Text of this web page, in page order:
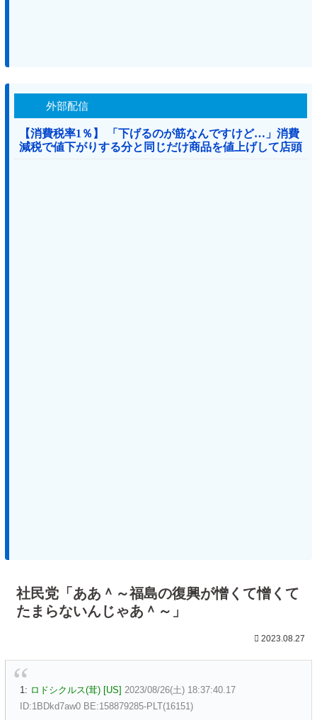
外部配信
【消費税率1％】 「下げるのが筋なんですけど…」消費
減税で値下がりする分と同じだけ商品を値上げして店頭
価格を変えない店も
社民党「ああ＾～福島の復興が憎くて憎くて
たまらないんじゃあ＾～」
2023.08.27
1: ロドシクルス(茸) [US] 2023/08/26(土) 18:37:40.17
ID:1BDkd7aw0 BE:158879285-PLT(16151)